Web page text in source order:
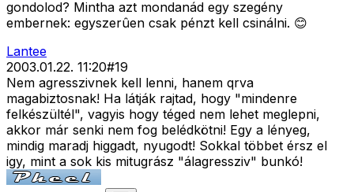
gondolod? Mintha azt mondanád egy szegény
embernek: egyszerûen csak pénzt kell csinálni. 😊
Lantee
2003.01.22. 11:20#19
Nem agresszivnek kell lenni, hanem qrva
magabiztosnak! Ha látják rajtad, hogy "mindenre
felkészültél", vagyis hogy téged nem lehet meglepni,
akkor már senki nem fog belédkötni! Egy a lényeg,
mindig maradj higgadt, nyugodt! Sokkal többet érsz el
igy, mint a sok kis mitugrász "álagressziv" bunkó!